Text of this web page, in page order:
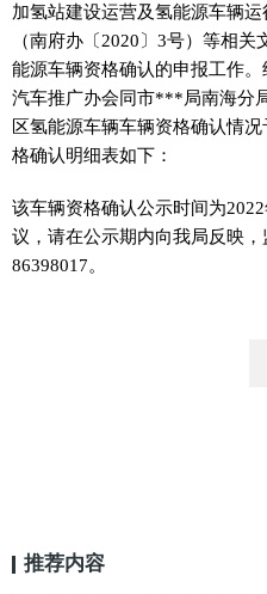
加氢站建设运营及氢能源车辆运
（南府办〔2020〕3号）等相
能源车辆资格确认的申报工作
汽车推广办会同市***局南海分
区氢能源车辆车辆资格确认情
格确认明细表如下：
该车辆资格确认公示时间为
议，请在公示期内向我局反映，
86398017。
推荐内容